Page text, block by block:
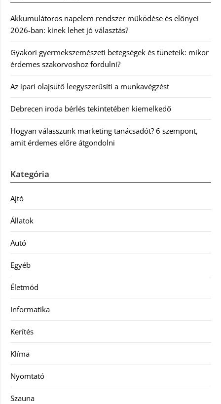
Akkumulátoros napelem rendszer működése és előnyei
2026-ban: kinek lehet jó választás?
Gyakori gyermekszemészeti betegségek és tüneteik: mikor
érdemes szakorvoshoz fordulni?
Az ipari olajsütő leegyszerűsíti a munkavégzést
Debrecen iroda bérlés tekintetében kiemelkedő
Hogyan válasszunk marketing tanácsadót? 6 szempont,
amit érdemes előre átgondolni
Kategória
Ajtó
Állatok
Autó
Egyéb
Életmód
Informatika
Kerítés
Klíma
Nyomtató
Szauna